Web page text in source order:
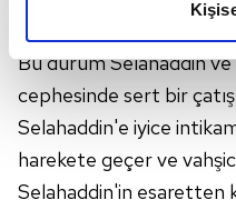
elimizden gelen çabayı
kalemimiz olduğunu sizlere
Her halükârda,
takdirde, kullanıcılara
gösterilmeyecektir."
Bu durum Selahaddin
cephesinde sert bir
Selahaddin'e iyice
harekete geçer ve
Selahaddin'in esaretten